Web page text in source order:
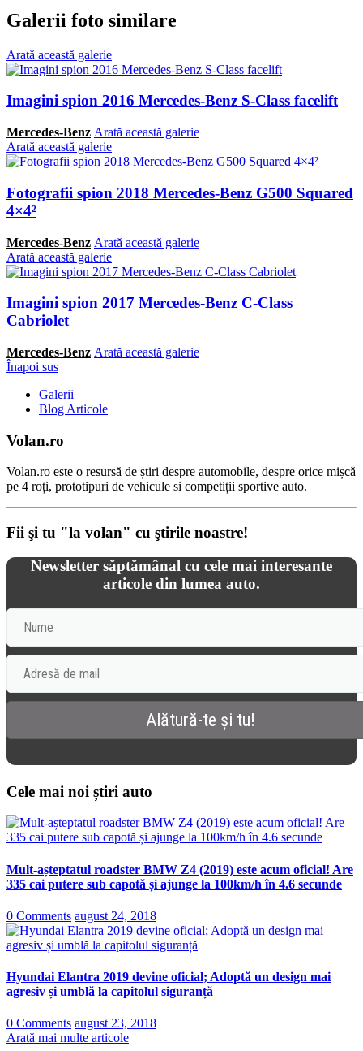
Galerii foto similare
Arată această galerie
Imagini spion 2016 Mercedes-Benz S-Class facelift
Mercedes-Benz Arată această galerie
Arată această galerie
Fotografii spion 2018 Mercedes-Benz G500 Squared
4×4²
Mercedes-Benz Arată această galerie
Arată această galerie
Imagini spion 2017 Mercedes-Benz C-Class
Cabriolet
Mercedes-Benz Arată această galerie
Înapoi sus
Galerii
Blog Articole
Volan.ro
Volan.ro este o resursă de știri despre automobile, despre orice mișcă
pe 4 roți, prototipuri de vehicule si competiții sportive auto.
Fii şi tu "la volan" cu ştirile noastre!
Newsletter săptămânal cu cele mai interesante
articole din lumea auto.
Cele mai noi știri auto
Mult-așteptatul roadster BMW Z4 (2019) este acum oficial! Are
335 cai putere sub capotă și ajunge la 100km/h în 4.6 secunde
0 Comments august 24, 2018
Hyundai Elantra 2019 devine oficial; Adoptă un design mai
agresiv și umblă la capitolul siguranță
0 Comments august 23, 2018
Arată mai multe articole